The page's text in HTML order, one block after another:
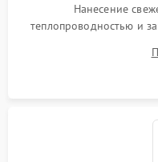
Нанесение
теплопроводностью и
шлейфов, модулей